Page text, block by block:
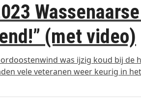
(met video)
was ijzig koud bij de
vele veteranen weer keurig in